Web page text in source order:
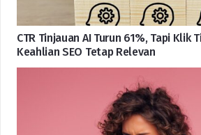
CTR Tinjauan AI Turun 61%, Tapi Klik
Keahlian SEO Tetap Relevan